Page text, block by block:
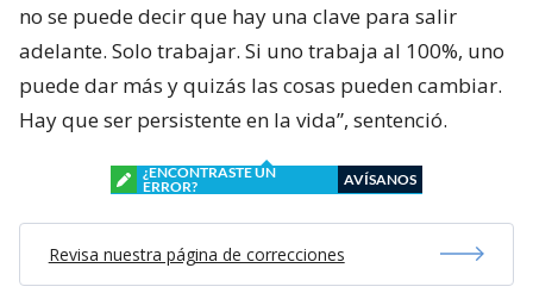
no se puede decir que hay una clave para salir
adelante. Solo trabajar. Si uno trabaja al 100%, uno
puede dar más y quizás las cosas pueden cambiar.
Hay que ser persistente en la vida”, sentenció.
¿ENCONTRASTE UN
ERROR?
AVÍSANOS
Revisa nuestra página de correcciones